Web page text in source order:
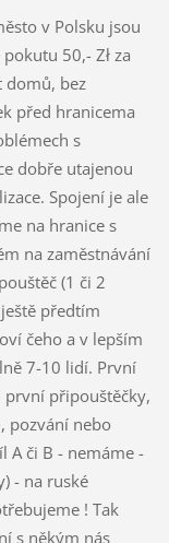
v Polsku jsou
50,- Zł za
domů, bez
před hranicema
s
dobře utajenou
Spojení je ale
na hranice s
na zaměstnávání
(1 či 2
předtím
čeho a v lepším
7-10 lidí. První
první připouštěčky,
pozvání nebo
A či B - nemáme -
- na ruské
! Tak
s někým nás